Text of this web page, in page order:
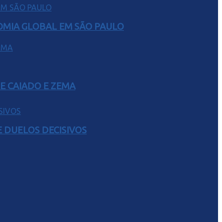
CAIADO E ZEMA
GLOBAL EM SÃO PAULO
DECISIVOS